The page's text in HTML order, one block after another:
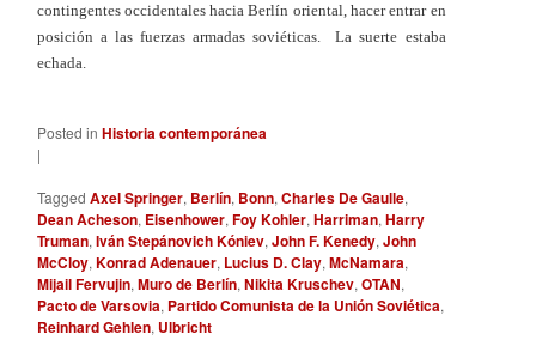
contingentes occidentales hacia Berlín oriental, hacer entrar en
posición a las fuerzas armadas soviéticas. La suerte estaba
echada.
Posted in Historia contemporánea
|
Tagged Axel Springer, Berlín, Bonn, Charles De Gaulle,
Dean Acheson, Eisenhower, Foy Kohler, Harriman, Harry
Truman, Iván Stepánovich Kóniev, John F. Kenedy, John
McCloy, Konrad Adenauer, Lucius D. Clay, McNamara,
Mijail Fervujin, Muro de Berlín, Nikita Kruschev, OTAN,
Pacto de Varsovia, Partido Comunista de la Unión Soviética,
Reinhard Gehlen, Ulbricht